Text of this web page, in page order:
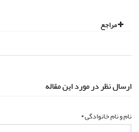
مراجع
ارسال نظر در مورد این مقاله
نام و نام خانوادگی *